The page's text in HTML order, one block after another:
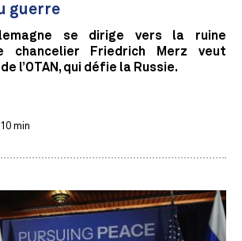
guerre
se dirige vers la ruine
chancelier Friedrich Merz veut
l’OTAN, qui défie la Russie.
10 min